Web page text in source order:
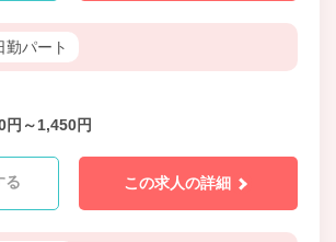
勤パート
円～1,450円
る この求人の詳細